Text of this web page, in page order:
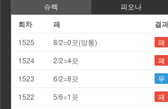
슈렉 피오나
회차 패 결과
1525 8/2=0끗(망통)
패
1524
2/2=4끗
패
1523
6/2=8끗
무
1522
5/6=1끗
패